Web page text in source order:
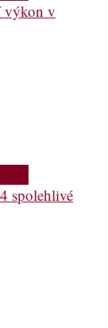
výkon v
spolehlivé